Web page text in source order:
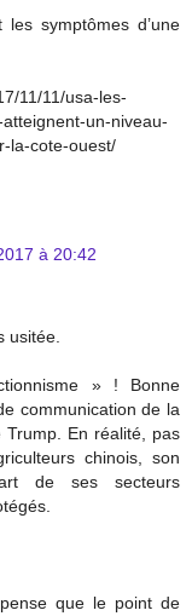
symptômes d’une
11/11/usa-les-
un-niveau-
la-cote-ouest/
à 20:42
usitée.
» ! Bonne
communication de la
Trump. En réalité, pas
chinois, son
de ses secteurs
que le point de